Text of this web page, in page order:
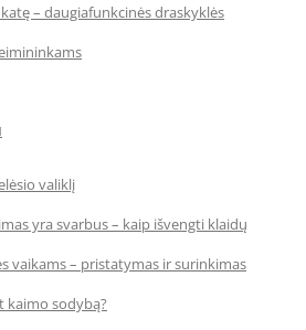
– daugiafunkcinės draskyklės
valiklį
yra svarbus – kaip išvengti klaidų
vaikams – pristatymas ir surinkimas
kaimo sodybą?